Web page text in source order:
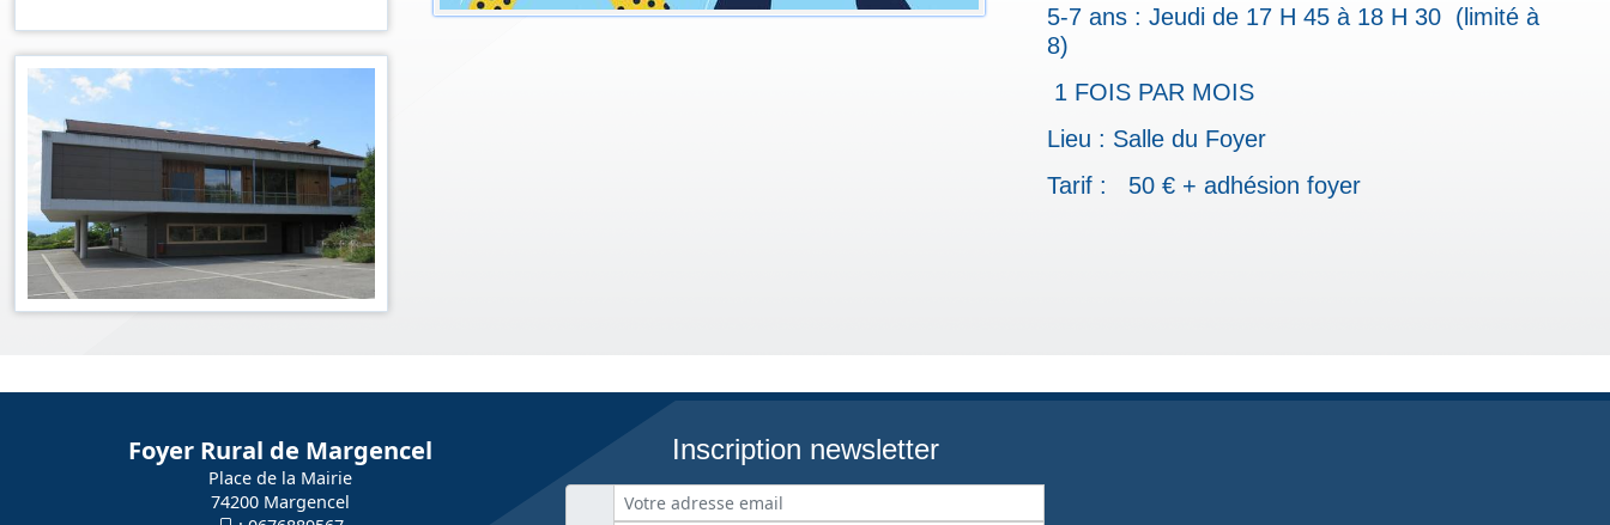
5-7 ans : Jeudi de 17 H 45 à 18 H 30 (limité à
8)
1 FOIS PAR MOIS
Lieu : Salle du Foyer
Tarif : 50 € + adhésion foyer
Foyer Rural de Margencel
Place de la Mairie
74200 Margencel
Inscription newsletter